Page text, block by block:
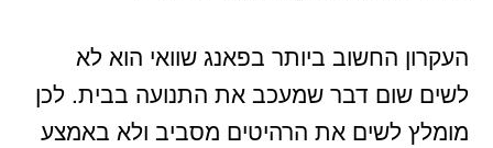
העקרון החשוב ביותר בפאנג שוואי הוא לא
לשים שום דבר שמעכב את התנועה בבית. לכן
מומלץ לשים את הרהיטים מסביב ולא באמצע